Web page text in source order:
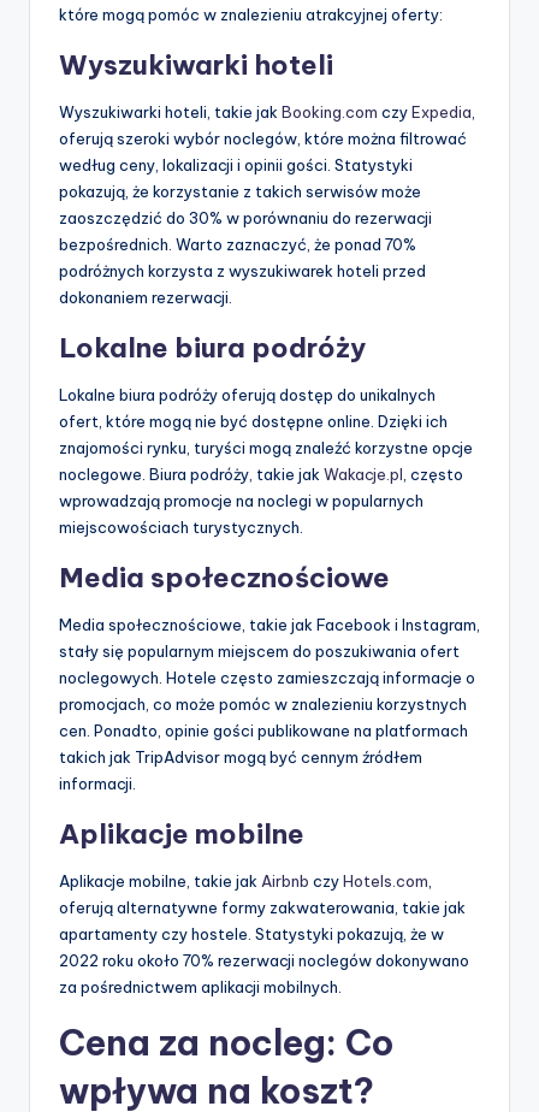
które mogą pomóc w znalezieniu atrakcyjnej oferty:
Wyszukiwarki hoteli
Wyszukiwarki hoteli, takie jak Booking.com czyExpedia
oferują szeroki wybór noclegów, które można filtrować
według ceny, lokalizacji i opinii gości. Statystyki
pokazują, że korzystanie z takich serwisów może
zaoszczędzić do 30% w porównaniu do rezerwacji
bezpośrednich. Warto zaznaczyć, że ponad 70%
podróżnych korzysta z wyszukiwarek hoteli przed
dokonaniem rezerwacji.
Lokalne biura podróży
Lokalne biura podróży oferują dostęp do unikalnych
ofert, które mogą nie być dostępne online. Dzięki ich
znajomości rynku, turyści mogą znaleźć korzystne opcje
noclegowe. Biura podróży, takie jak Wakacje.pl , często
wprowadzają promocje na noclegi w popularnych
miejscowościach turystycznych.
Media społecznościowe
Media społecznościowe, takie jak Facebook i Instagram,
stały się popularnym miejscem do poszukiwania ofert
noclegowych. Hotele często zamieszczają informacje o
promocjach, co może pomóc w znalezieniu korzystnych
cen. Ponadto, opinie gości publikowane na platformach
takich jak TripAdvisor mogą być cennym źródłem
informacji.
Aplikacje mobilne
Aplikacje mobilne, takie jak Airbnb czyHotels.com
oferują alternatywne formy zakwaterowania, takie jak
apartamenty czy hostele. Statystyki pokazują, że w
2022 roku około 70% rezerwacji noclegów dokonywano
za pośrednictwem aplikacji mobilnych.
Cena za nocleg: Co
wpływa na koszt?